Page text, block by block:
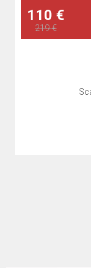
110 €
219 €